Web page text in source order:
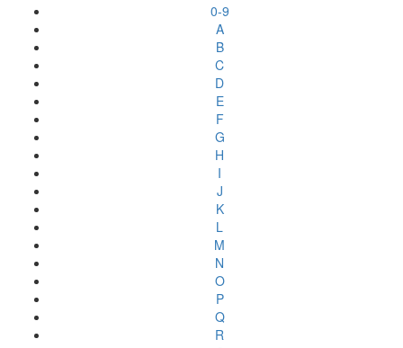
0-9
A
B
C
D
E
F
G
H
I
J
K
L
M
N
O
P
Q
R